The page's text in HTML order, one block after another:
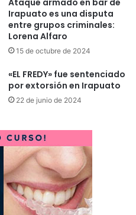
Ataque armado en bar de
Irapuato es una disputa
entre grupos criminales:
Lorena Alfaro
15 de octubre de 2024
«EL FREDY» fue sentenciado
por extorsión en Irapuato
22 de junio de 2024